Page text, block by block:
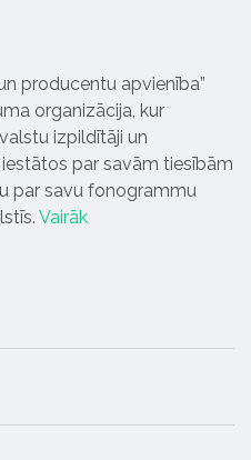
producentu apvienība”
organizācija, kur
izpildītāji un
par savām tiesībām
par savu fonogrammu
Vairāk